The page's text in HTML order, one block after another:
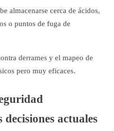
almacenarse cerca de ácidos,
o puntos de fuga de
derrames y el mapeo de
pero muy eficaces.
actuales